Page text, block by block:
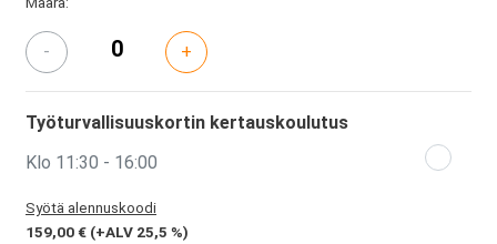
- +
Työturvallisuuskortin kertauskoulutus
Klo 11:30 - 16:00
Syötä alennuskoodi
159,00 € (+ALV 25,5 %)